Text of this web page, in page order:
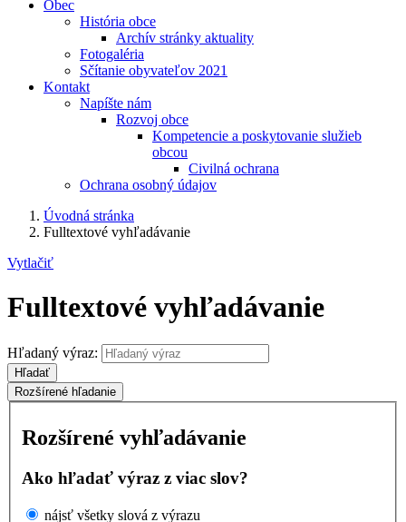
Obec
História obce
Archív stránky aktuality
Fotogaléria
Sčítanie obyvateľov 2021
Kontakt
Napíšte nám
Rozvoj obce
Kompetencie a poskytovanie služieb
obcou
Civilná ochrana
Ochrana osobný údajov
Úvodná stránka
Fulltextové vyhľadávanie
Vytlačiť
Fulltextové vyhľadávanie
Hľadaný výraz:
Hľadať
Rozšírené hľadanie
Rozšírené vyhľadávanie
Ako hľadať výraz z viac slov?
nájsť všetky slová z výrazu